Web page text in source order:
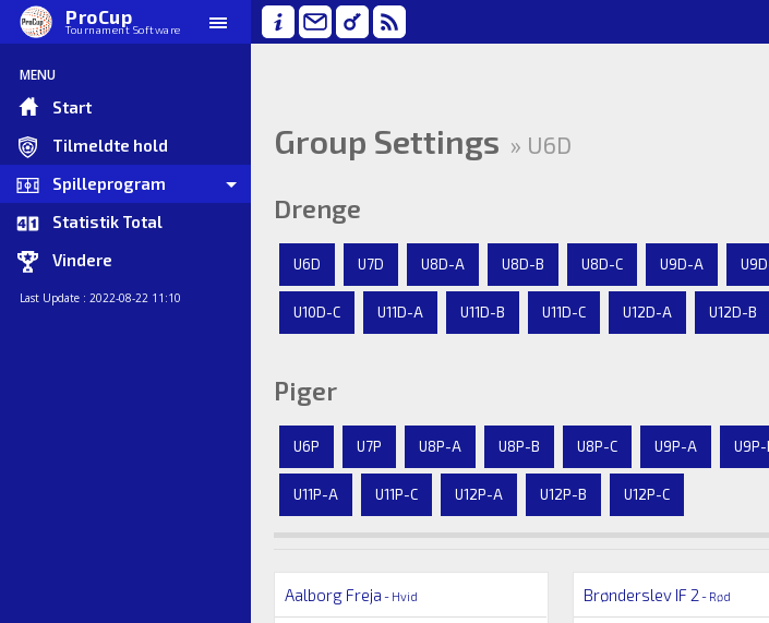
ProCup
Tournament Software
MENU
Start
Tilmeldte hold
Spilleprogram
Statistik Total
Vindere
Last Update : 2022-08-22 11:10
Group Settings » U6D
Drenge
U6D U7D U8D-A U8D-B U8D-C U9D-A
U10D-C U11D-A U11D-B U11D-C U12D-A U12D-B
Piger
U6P U7P U8P-A U8P-B U8P-C U9P-A U9P-
U11P-A U11P-C U12P-A U12P-B U12P-C
Aalborg Freja - Hvid Brønderslev IF 2 - Rød